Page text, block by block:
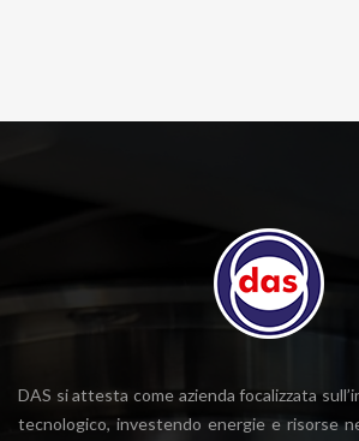
DAS si attesta come azienda focalizzata
tecnologico, investendo energie e risorse